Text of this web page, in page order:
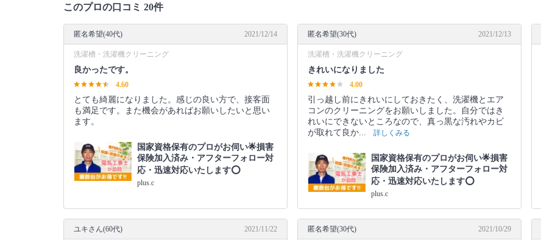
このプロの口コミ 20件
匿名希望(40代) 2021/12/14
洗濯槽・洗濯機クリーニング
良かったです。
4.60
とても綺麗になりました。感じの良い方で、接客面
も満足です。また機会があればお願いしたいと思い
ます。
国家資格保有のプロがお伺い🌟損害
保険加入済み・アフターフォロー対
応・迅速対応いたします⭕️
plus.c
匿名希望(30代) 2021/12/13
洗濯槽・洗濯機クリーニング
きれいになりました
4.00
引っ越し前にきれいにしておきたく、洗濯機とエア
コンのクリーニングをお願いしました。自分ではき
れいにできないところなので、真っ黒な汚れやカビ
が取れて良か...
詳しくみる
国家資格保有のプロがお伺い🌟損害
保険加入済み・アフターフォロー対
応・迅速対応いたします⭕️
plus.c
ユキさん(60代) 2021/11/22 匿名希望(30代) 2021/10/29